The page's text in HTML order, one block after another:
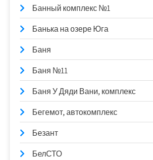
Банный комплекс №1
Банька на озере Юга
Баня
Баня №11
Баня У Дяди Вани, комплекс
Бегемот, автокомплекс
Безант
БелСТО